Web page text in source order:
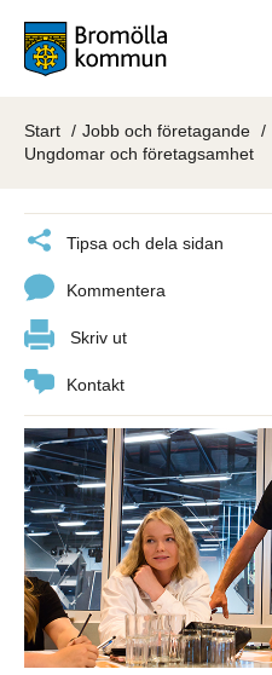
Start
Jobb och företagande
Ungdomar och företagsamhet
Tipsa och dela sidan
Kommentera
Skriv ut
Kontakt